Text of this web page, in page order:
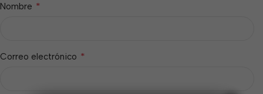
Nombre *
Correo electrónico *